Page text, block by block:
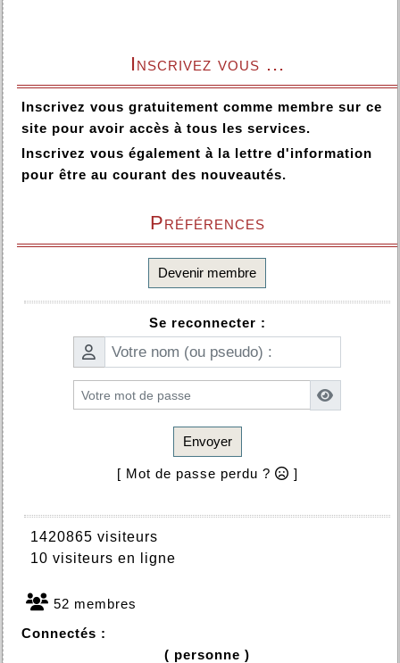
Inscrivez vous ...
Inscrivez vous gratuitement comme membre sur ce
site pour avoir accès à tous les services.
Inscrivez vous également à la lettre d'information
pour être au courant des nouveautés.
Préférences
Devenir membre
Se reconnecter :
Envoyer
[ Mot de passe perdu ? ]
1420865 visiteurs
10 visiteurs en ligne
52 membres
Connectés :
( personne )